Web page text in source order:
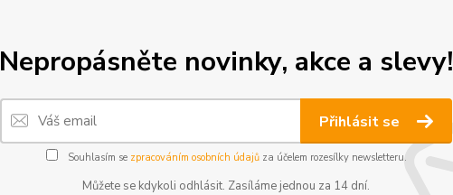
Nepropásněte novinky, akce a slevy!
Přihlásit se
Souhlasím se zpracováním osobních údajůza účelem rozesílky newsletteru.
Můžete se kdykoli odhlásit. Zasíláme jednou za 14 dní.